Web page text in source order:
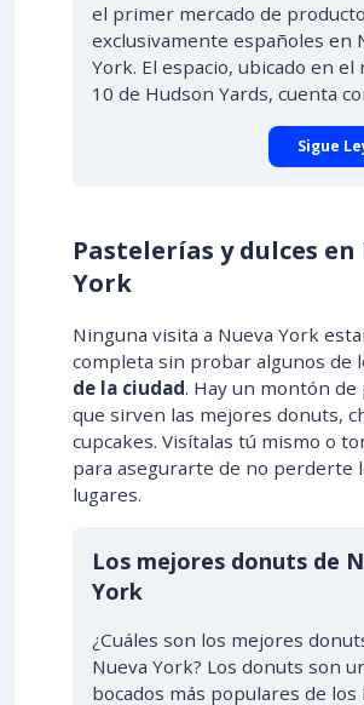
el primer mercado de
exclusivamente españoles en
York. El espacio, ubicado en el
10 de Hudson Yards, cuenta
Sigue
Pastelerías y dulces en
York
Ninguna visita a Nueva York
completa sin probar algunos de
de la ciudad. Hay un montón de
que sirven las mejores donuts,
cupcakes. Visítalas tú mismo o
para asegurarte de no perderte
lugares.
Los mejores donuts de
York
¿Cuáles son los mejores
Nueva York? Los donuts son
bocados más populares de los